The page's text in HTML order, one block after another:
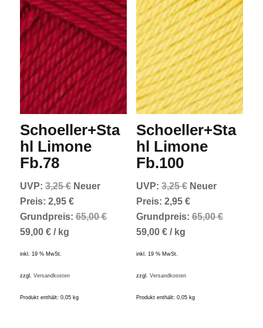
Schoeller+Sta
hl Limone
Fb.78
UVP: 3,25€ Ursprünglicher
Preis
war:
Neuer
Preis: 2,95 €Aktueller
Preis
Grundpreis:65,00€
59,00 €/ kg
inkl. 19 % MwSt.
zzgl. Versandkosten
Produkt enthält: 0,05 kg
Schoeller+Sta
hl Limone
Fb.100
UVP: 3,25€ Ursprünglicher
Preis
war:
Neuer
Preis: 2,95 €Aktueller
Preis
Grundpreis:65,00€
59,00 €/ kg
inkl. 19 % MwSt.
zzgl. Versandkosten
Produkt enthält: 0,05 kg